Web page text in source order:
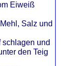
Eiweiß
Salz und
und
den Teig